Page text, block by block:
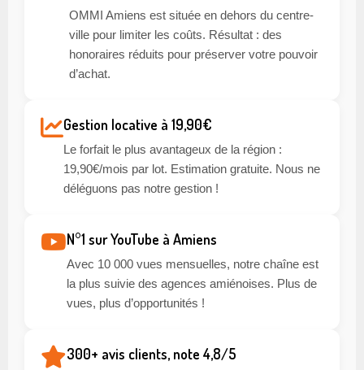
OMMI Amiens est située en dehors du centre-
ville pour limiter les coûts. Résultat : des
honoraires réduits pour préserver votre pouvoir
d’achat.
Gestion locative à 19,90€
Le forfait le plus avantageux de la région :
19,90€/mois par lot. Estimation gratuite. Nous ne
déléguons pas notre gestion !
N°1 sur YouTube à Amiens
Avec 10 000 vues mensuelles, notre chaîne est
la plus suivie des agences amiénoises. Plus de
vues, plus d’opportunités !
300+ avis clients, note 4,8/5